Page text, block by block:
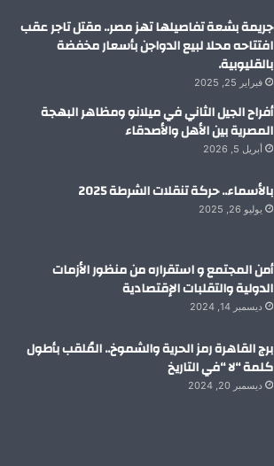
جريمة بشعة تفاصيلها تهز مصر.. مقتل تاجر عقب
افتتاحه محلا لبيع الدواجن بأسعار مخفضة
بالقليوبية.
فبراير 25, 2025
أفراح الجيل الثاني في ميلانو ومظاهر البهجة
المصرية بين الأهل والأصدقاء
أبريل 5, 2026
بالأسماء.. حركة تنقلات الشرطة 2025
يوليو 26, 2025
أمن المجتمع و استقراره من منظور الأزمات
الدولية والتقلبات الإقتصادية
ديسمبر 14, 2024
برج القاهرة رمز الحرية والشموخ.. المُلقب بأطول
كلمة “لا “في التاريخ
ديسمبر 20, 2024